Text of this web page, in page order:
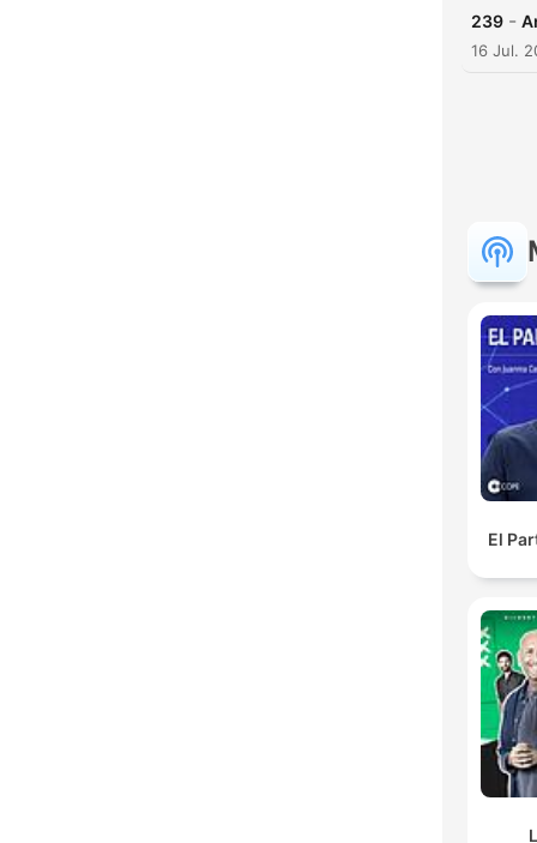
239 -
16 Jul.
El